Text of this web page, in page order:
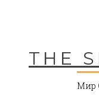
THE
Мир